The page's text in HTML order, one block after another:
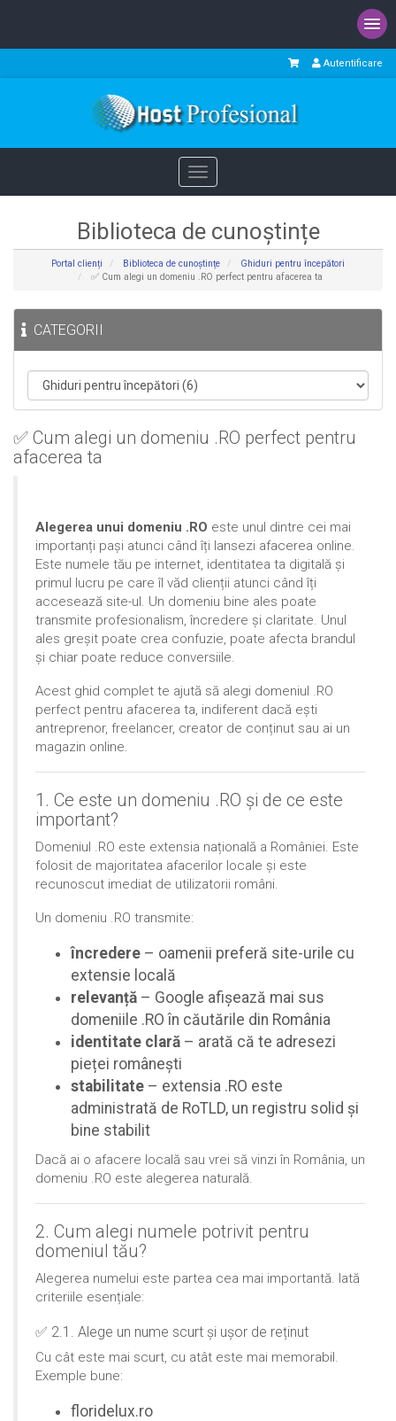
Autentificare
Toggle
navigation
Biblioteca de cunoștințe
Portal clienți Biblioteca de cunoștințe
Ghiduri pentru începători
✅ Cum alegi un domeniu .RO perfect pentru afacerea ta
CATEGORII
✅ Cum alegi un domeniu .RO perfect pentru
afacerea ta
Alegerea unui domeniu .RO este unul dintre cei mai
importanți pași atunci când îți lansezi afacerea online.
Este numele tău pe internet, identitatea ta digitală și
primul lucru pe care îl văd clienții atunci când îți
accesează site-ul. Un domeniu bine ales poate
transmite profesionalism, încredere și claritate. Unul
ales greșit poate crea confuzie, poate afecta brandul
și chiar poate reduce conversiile.
Acest ghid complet te ajută să alegi domeniul .RO
perfect pentru afacerea ta, indiferent dacă ești
antreprenor, freelancer, creator de conținut sau ai un
magazin online.
1. Ce este un domeniu .RO și de ce este
important?
Domeniul .RO este extensia națională a României. Este
folosit de majoritatea afacerilor locale și este
recunoscut imediat de utilizatorii români.
Un domeniu .RO transmite:
încredere – oamenii preferă site-urile cu
extensie locală
relevanță – Google afișează mai sus
domeniile .RO în căutările din România
identitate clară – arată că te adresezi
pieței românești
stabilitate – extensia .RO este
administrată de RoTLD, un registru solid și
bine stabilit
Dacă ai o afacere locală sau vrei să vinzi în România, un
domeniu .RO este alegerea naturală.
2. Cum alegi numele potrivit pentru
domeniul tău?
Alegerea numelui este partea cea mai importantă. Iată
criteriile esențiale:
✅ 2.1. Alege un nume scurt și ușor de reținut
Cu cât este mai scurt, cu atât este mai memorabil.
Exemple bune:
floridelux.ro